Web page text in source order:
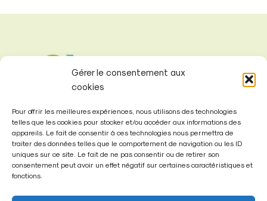
Gérer le consentement aux
cookies
Pour offrir les meilleures expériences, nous utilisons des technologies
telles que les cookies pour stocker et/ou accéder aux informations des
appareils. Le fait de consentir à ces technologies nous permettra de
traiter des données telles que le comportement de navigation ou les ID
uniques sur ce site. Le fait de ne pas consentir ou de retirer son
consentement peut avoir un effet négatif sur certaines caractéristiques et
fonctions.
Mairie de
Fontenay-Trésigny